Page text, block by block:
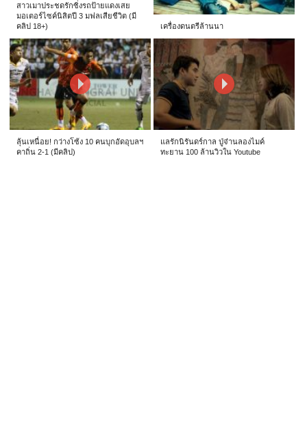
สาวเมาประชดรักซิ่งรถป้ายแดงเสย
มอเตอร์ไซค์นิสิตปี 3 มฟลเสียชีวิต (มี
คลิป 18+)
เครื่องดนตรีล้านนา
ลุ้นเหนื่อย! กว่างโซ้ง 10 คนบุกอัดอุบลฯ
คาถิ่น 2-1 (มีคลิป)
แลรักนิรันดร์กาล ปู่จ๋านลองไมค์
ทะยาน 100 ล้านวิวใน Youtube